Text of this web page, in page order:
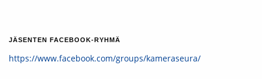
JÄSENTEN FACEBOOK-RYHMÄ
https://www.facebook.com/groups/kameraseura/